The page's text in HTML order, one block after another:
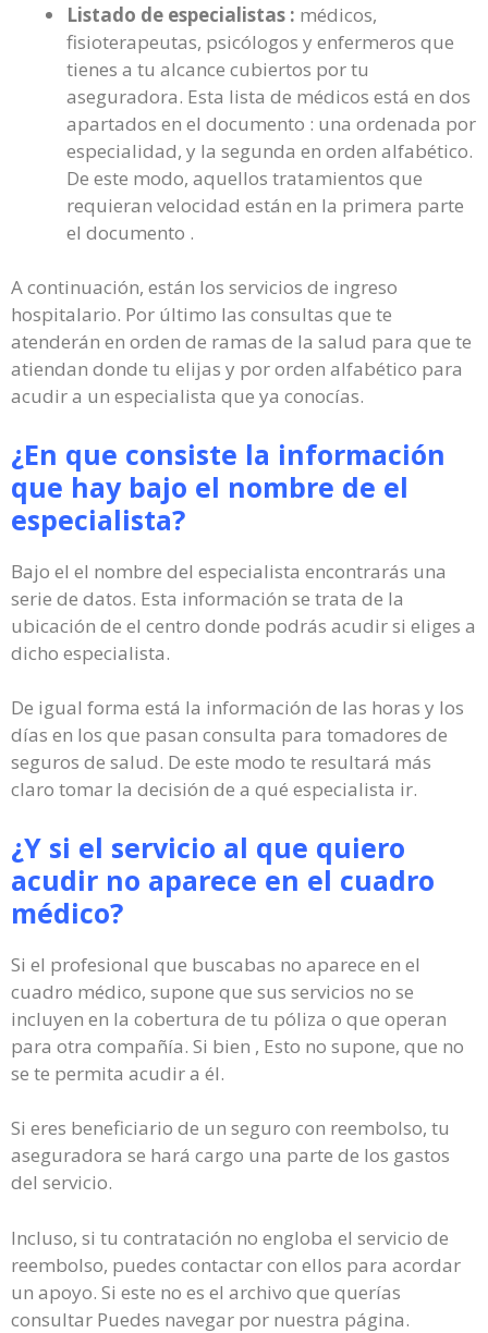
Listado de especialistas : médicos,
fisioterapeutas, psicólogos y enfermeros que
tienes a tu alcance cubiertos por tu
aseguradora. Esta lista de médicos está en dos
apartados en el documento : una ordenada por
especialidad, y la segunda en orden alfabético.
De este modo, aquellos tratamientos que
requieran velocidad están en la primera parte
el documento .
A continuación, están los servicios de ingreso
hospitalario. Por último las consultas que te
atenderán en orden de ramas de la salud para que te
atiendan donde tu elijas y por orden alfabético para
acudir a un especialista que ya conocías.
¿En que consiste la información
que hay bajo el nombre de el
especialista?
Bajo el el nombre del especialista encontrarás una
serie de datos. Esta información se trata de la
ubicación de el centro donde podrás acudir si eliges a
dicho especialista.
De igual forma está la información de las horas y los
días en los que pasan consulta para tomadores de
seguros de salud. De este modo te resultará más
claro tomar la decisión de a qué especialista ir.
¿Y si el servicio al que quiero
acudir no aparece en el cuadro
médico?
Si el profesional que buscabas no aparece en el
cuadro médico, supone que sus servicios no se
incluyen en la cobertura de tu póliza o que operan
para otra compañía. Si bien , Esto no supone, que no
se te permita acudir a él.
Si eres beneficiario de un seguro con reembolso, tu
aseguradora se hará cargo una parte de los gastos
del servicio.
Incluso, si tu contratación no engloba el servicio de
reembolso, puedes contactar con ellos para acordar
un apoyo. Si este no es el archivo que querías
consultar Puedes navegar por nuestra página.